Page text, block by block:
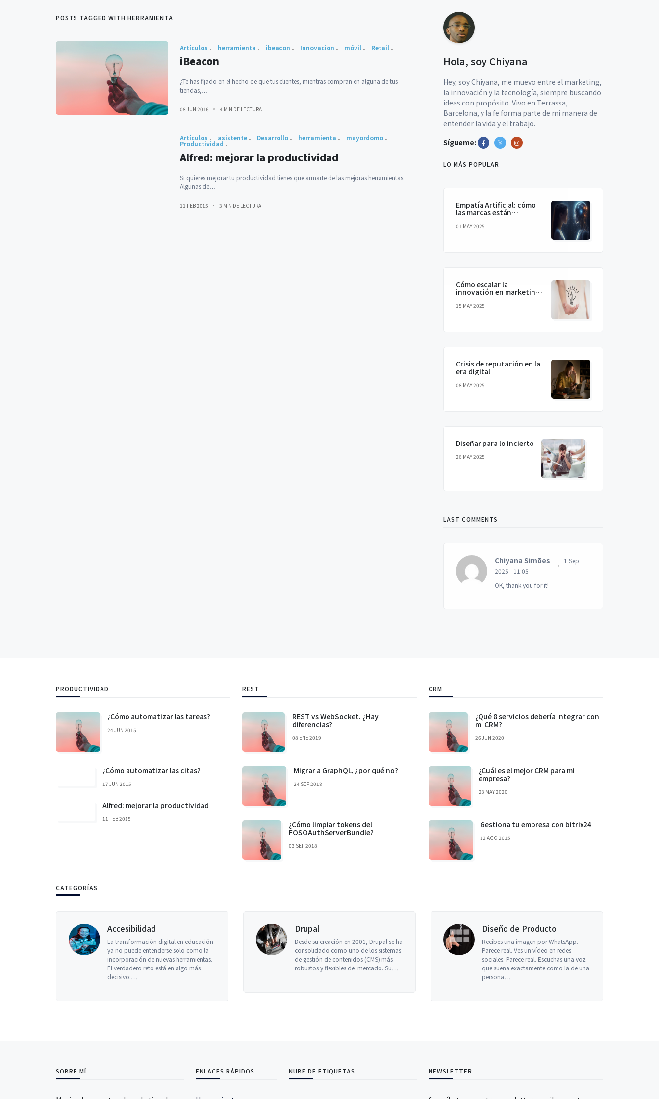
POSTS TAGGED WITH HERRAMIENTA
Artículos herramienta ibeacon Innovacion móvil Retail
iBeacon
¿Te has fijado en el hecho de que tus clientes, mientras compran en alguna de tus
tiendas,…
08 JUN 2016 4 MIN DE LECTURA
Artículos asistente Desarrollo herramienta mayordomo
Productividad
Alfred: mejorar la productividad
Si quieres mejorar tu productividad tienes que armarte de las mejoras herramientas.
Algunas de…
11 FEB 2015 3 MIN DE LECTURA
Hola, soy Chiyana
Hey, soy Chiyana, me muevo entre el marketing,
la innovación y la tecnología, siempre buscando
ideas con propósito. Vivo en Terrassa,
Barcelona, y la fe forma parte de mi manera de
entender la vida y el trabajo.
Sígueme:
LO MÁS POPULAR
Empatía Artificial: cómo
las marcas están
conectar de verdad
01 MAY 2025
Cómo escalar la
innovación en marketing
15 MAY 2025
Crisis de reputación en la
era digital
08 MAY 2025
Diseñar para lo incierto
26 MAY 2025
LAST COMMENTS
Chiyana Simões
1 Sep
2025 - 11:05
OK, thank you for it!
PRODUCTIVIDAD
¿Cómo automatizar las tareas?
24 JUN 2015
¿Cómo automatizar las citas?
17 JUN 2015
Alfred: mejorar la productividad
11 FEB 2015
REST
REST vs WebSocket. ¿Hay
diferencias?
08 ENE 2019
Migrar a GraphQL, ¿por qué no?
24 SEP 2018
¿Cómo limpiar tokens del
FOSOAuthServerBundle?
03 SEP 2018
CRM
¿Qué 8 servicios debería integrar con
mi CRM?
26 JUN 2020
¿Cuál es el mejor CRM para mi
empresa?
23 MAY 2020
Gestiona tu empresa con bitrix24
12 AGO 2015
CATEGORÍAS
Accesibilidad
La transformación digital en educación
ya no puede entenderse solo como la
incorporación de nuevas herramientas.
El verdadero reto está en algo más
Desde su creación en 2001, Drupal se ha
consolidado como uno de los sistemas
de gestión de contenidos (CMS) más
robustos y flexibles del mercado. Su…
Diseño de Producto
Recibes una imagen por WhatsApp.
Parece real. Ves un vídeo en redes
sociales. Parece real. Escuchas una voz
que suena exactamente como la de una
SOBRE MÍ ENLACES RÁPIDOS NUBE DE ETIQUETAS NEWSLETTER